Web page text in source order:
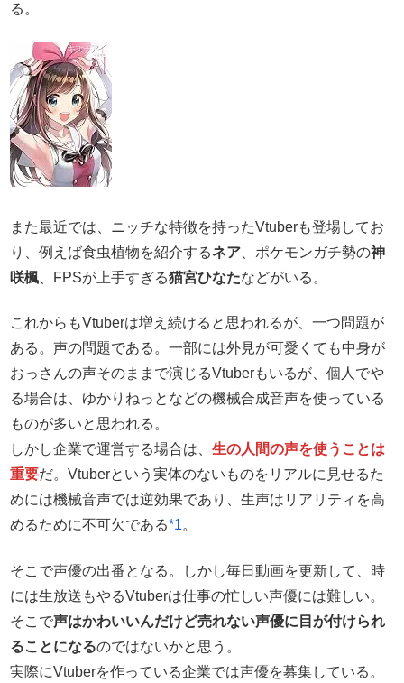
る。
また最近では、ニッチな特徴を持ったVtuberも登場してお
り、例えば食虫植物を紹介するネア 、ポケモンガチ勢の神
咲楓 、FPSが上手すぎる猫宮ひなたなどがいる。
これからもVtuberは増え続けると思われるが、一つ問題が
ある。声の問題である。一部には外見が可愛くても中身が
おっさんの声そのままで演じるVtuberもいるが、個人でや
る場合は、ゆかりねっとなどの機械合成音声を使っている
ものが多いと思われる。
しかし企業で運営する場合は、 生の人間の声を使うことは
重要だ。Vtuberという実体のないものをリアルに見せるた
めには機械音声では逆効果であり、生声はリアリティを高
めるために不可欠である*1。
そこで声優の出番となる。しかし毎日動画を更新して、時
には生放送もやるVtuberは仕事の忙しい声優には難しい。
そこで声はかわいいんだけど売れない声優に目が付けられ
ることになるのではないかと思う。
実際にVtuberを作っている企業では声優を募集している。